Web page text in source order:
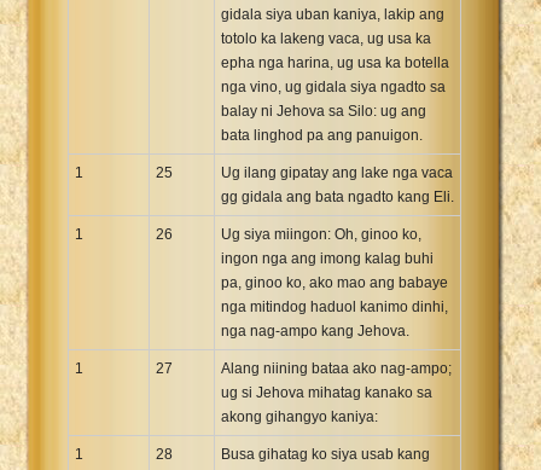
gidala siya uban kaniya, lakip ang
totolo ka lakeng vaca, ug usa ka
epha nga harina, ug usa ka botella
nga vino, ug gidala siya ngadto sa
balay ni Jehova sa Silo: ug ang
bata linghod pa ang panuigon.
1 25
Ug ilang gipatay ang lake nga vaca
gg gidala ang bata ngadto kang Eli.
1 26
Ug siya miingon: Oh, ginoo ko,
ingon nga ang imong kalag buhi
pa, ginoo ko, ako mao ang babaye
nga mitindog haduol kanimo dinhi,
nga nag-ampo kang Jehova.
1 27
Alang niining bataa ako nag-ampo;
ug si Jehova mihatag kanako sa
akong gihangyo kaniya:
1 28
Busa gihatag ko siya usab kang